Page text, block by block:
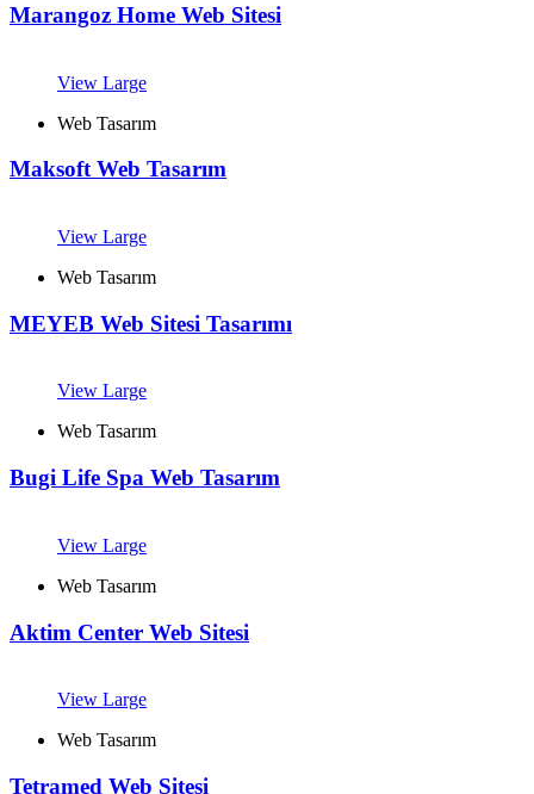
Marangoz Home Web Sitesi
View Large
Web Tasarım
Maksoft Web Tasarım
View Large
Web Tasarım
MEYEB Web Sitesi Tasarımı
View Large
Web Tasarım
Bugi Life Spa Web Tasarım
View Large
Web Tasarım
Aktim Center Web Sitesi
View Large
Web Tasarım
Tetramed Web Sitesi